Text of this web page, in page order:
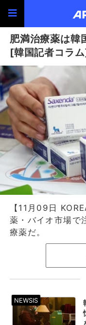
肥満治療薬は韓
[韓国記者コラ
【11月09日
薬・バイオ市場で
療薬だ。